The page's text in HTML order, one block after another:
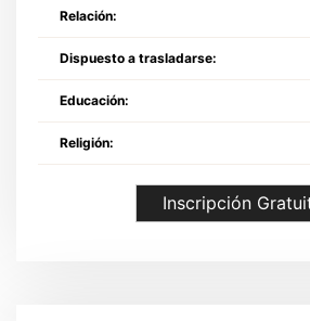
Relación:
Dispuesto a trasladarse:
Educación:
Religión:
Inscripción